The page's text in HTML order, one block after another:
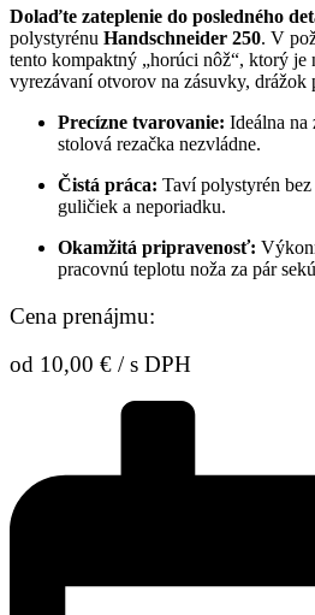
Dolaďte zateplenie do posledného
polystyrénu Handschneider 250. V
tento kompaktný „horúci nôž“, ktorý je
vyrezávaní otvorov na zásuvky, drážok
Precízne tvarovanie: Ideálna
stolová rezačka nezvládne.
Čistá práca: Taví polystyrén
guličiek a neporiadku.
Okamžitá pripravenosť:
pracovnú teplotu noža za pár
Cena prenájmu:
od 10,00 € / s DPH